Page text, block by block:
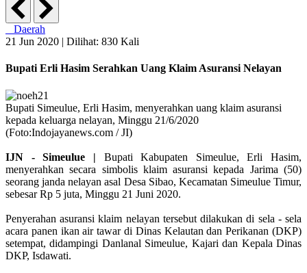
Daerah
21 Jun 2020 | Dilihat: 830 Kali
Bupati Erli Hasim Serahkan Uang Klaim Asuransi Nelayan
Bupati Simeulue, Erli Hasim, menyerahkan uang klaim asuransi
kepada keluarga nelayan, Minggu 21/6/2020
(Foto:Indojayanews.com / JI)
IJN - Simeulue | Bupati Kabupaten Simeulue, Erli Hasim,
menyerahkan secara simbolis klaim asuransi kepada Jarima (50)
seorang janda nelayan asal Desa Sibao, Kecamatan Simeulue Timur,
sebesar Rp 5 juta, Minggu 21 Juni 2020.
Penyerahan asuransi klaim nelayan tersebut dilakukan di sela - sela
acara panen ikan air tawar di Dinas Kelautan dan Perikanan (DKP)
setempat, didampingi Danlanal Simeulue, Kajari dan Kepala Dinas
DKP, Isdawati.